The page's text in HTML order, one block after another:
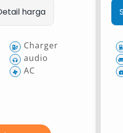
harga
Charger
audio
AC